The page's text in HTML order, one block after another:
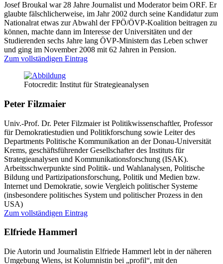
Josef Broukal war 28 Jahre Journalist und Moderator beim ORF. Er
glaubte fälschlicherweise, im Jahr 2002 durch seine Kandidatur zum
Nationalrat etwas zur Abwahl der FPÖ/ÖVP-Koalition beitragen zu
können, machte dann im Interesse der Universitäten und der
Studierenden sechs Jahre lang ÖVP-Ministern das Leben schwer
und ging im November 2008 mit 62 Jahren in Pension.
Zum vollständigen Eintrag
Fotocredit: Institut für Strategieanalysen
Peter Filzmaier
Univ.-Prof. Dr. Peter Filzmaier ist Politikwissenschaftler, Professor
für Demokratiestudien und Politikforschung sowie Leiter des
Departments Politische Kommunikation an der Donau-Universität
Krems, geschäftsführender Gesellschafter des Instituts für
Strategieanalysen und Kommunikationsforschung (ISAK).
Arbeitsschwerpunkte sind Politik- und Wahlanalysen, Politische
Bildung und Partizipationsforschung, Politik und Medien bzw.
Internet und Demokratie, sowie Vergleich politischer Systeme
(insbesondere politisches System und politischer Prozess in den
USA)
Zum vollständigen Eintrag
Elfriede Hammerl
Die Autorin und Journalistin Elfriede Hammerl lebt in der näheren
Umgebung Wiens, ist Kolumnistin bei „profil“, mit den